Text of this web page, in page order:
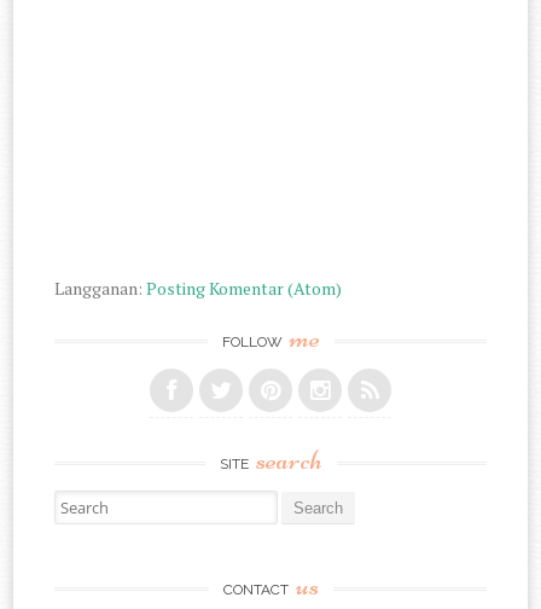
Langganan:Posting Komentar (Atom)
FOLLOW me
SITE search
Search for:
CONTACT us